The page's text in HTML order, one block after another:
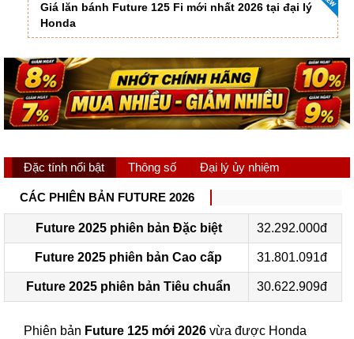
Giá lăn bánh Future 125 Fi mới nhất 2026 tại đại lý
Honda
Đặc tính nổi bật Thông số Đại lý ủy nhiệm
CÁC PHIÊN BẢN FUTURE 2026
Future 2025 phiên bản Đặc biệt 32.292.000đ
Future 2025 phiên bản Cao cấp 31.801.091đ
Future 2025 phiên bản Tiêu chuẩn 30.622.909đ
Phiên bản Future 125 mới 2026 vừa được Honda